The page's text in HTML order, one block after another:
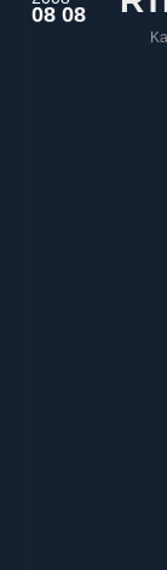
08 08